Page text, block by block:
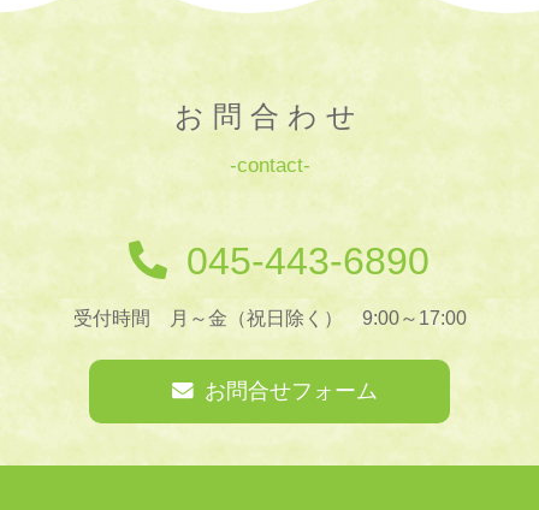
お問合わせ
contact
お問合せフォーム
045-443-6890
受付時間 月～金（祝日除く） 9:00～17:00